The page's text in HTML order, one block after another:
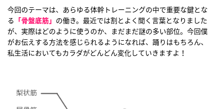
今回のテーマは、あらゆる体幹トレーニングの中で重要な鍵とな
る 「骨盤底筋」 の働き。最近では割とよく聞く言葉となりました
が、実際はどのように使うのか、まだまだ謎の多い部位。今回僕
がお伝えする方法を感じられるようになれば、踊りはもちろん、
私生活においてもカラダがどんどん変化していきますよ！